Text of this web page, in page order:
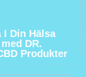
I Din Hälsa
DR.
Produkter